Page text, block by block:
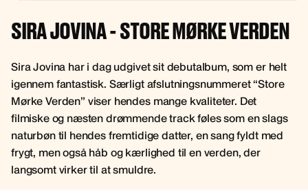
SIRA JOVINA - STORE MØRKE VERDEN
Sira Jovina har i dag udgivet sit debutalbum, som er helt
igennem fantastisk. Særligt afslutningsnummeret “Store
Mørke Verden” viser hendes mange kvaliteter. Det
filmiske og næsten drømmende track føles som en slags
naturbøn til hendes fremtidige datter, en sang fyldt med
frygt, men også håb og kærlighed til en verden, der
langsomt virker til at smuldre.